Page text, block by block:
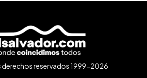
derechos reservados 1999-2026